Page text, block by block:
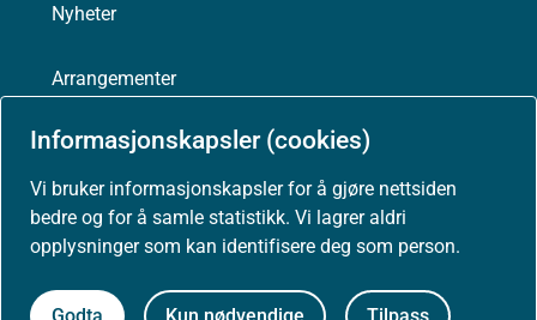
Informasjonskapsler (cookies)
Vi bruker informasjonskapsler for å gjøre nettsiden
bedre og for å samle statistikk. Vi lagrer aldri
opplysninger som kan identifisere deg som person.
Nyheter
Arrangementer
Høringer
Presse